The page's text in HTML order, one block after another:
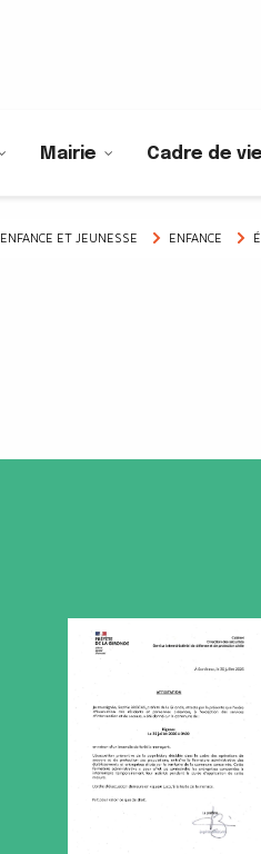
Mairie Cadre de vie
ENFANCE ET JEUNESSE ENFANCE